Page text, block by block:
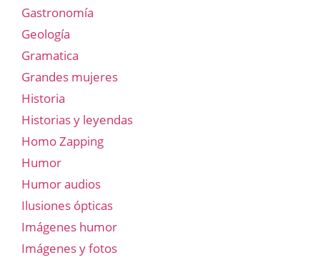
Gastronomía
Geología
Gramatica
Grandes mujeres
Historia
Historias y leyendas
Homo Zapping
Humor
Humor audios
Ilusiones ópticas
Imágenes humor
Imágenes y fotos